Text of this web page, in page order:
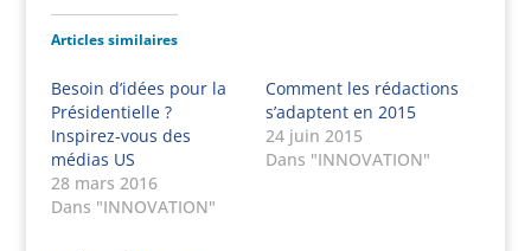
Articles similaires
Besoin d’idées pour la
Présidentielle ?
Inspirez-vous des
médias US
28 mars 2016
Dans "INNOVATION"
Comment les rédactions
s’adaptent en 2015
24 juin 2015
Dans "INNOVATION"